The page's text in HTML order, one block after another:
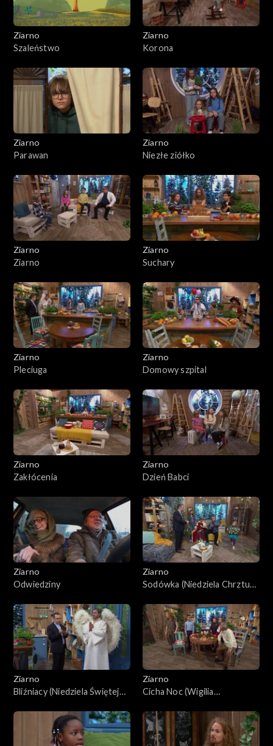
Ziarno
Szaleństwo
Ziarno
Korona
Ziarno
Parawan
Ziarno
Niezłe ziółko
Ziarno
Ziarno
Ziarno
Suchary
Ziarno
Pleciuga
Ziarno
Domowy szpital
Ziarno
Zakłócenia
Ziarno
Dzień Babci
Ziarno
Odwiedziny
Ziarno
Sodówka (Niedziela Chrztu
Ziarno
Bliźniacy (Niedziela Świętej
Ziarno
Cicha Noc (Wigilia